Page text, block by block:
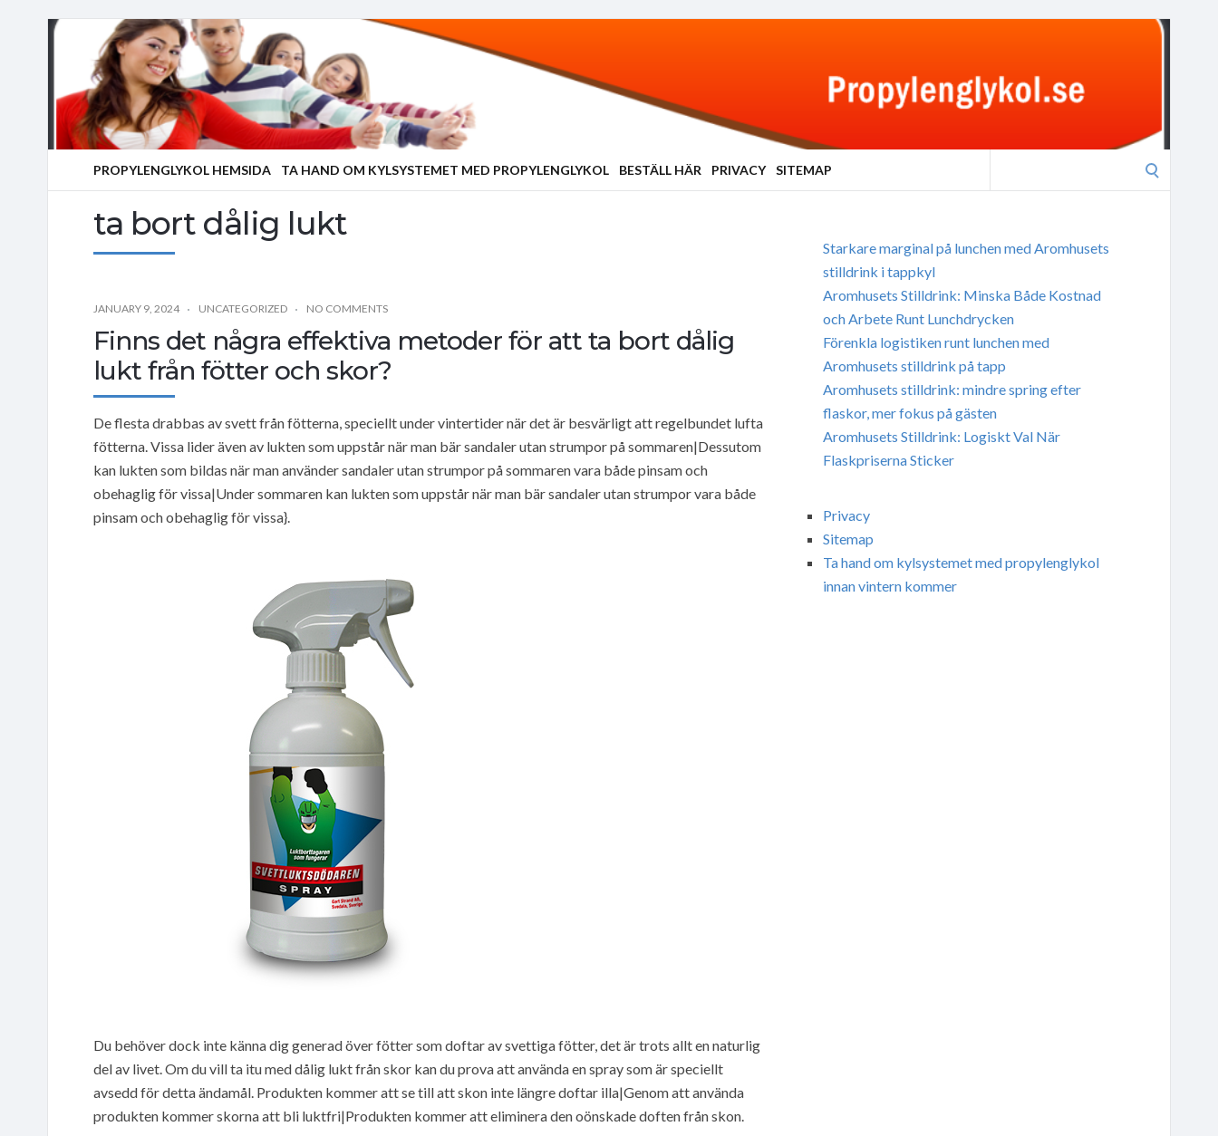
PROPYLENGLYKOL HEMSIDA TA HAND OM KYLSYSTEMET MED PROPYLENGLYKOL BESTÄLL HÄR PRIVACY SITEMAP
ta bort dålig lukt
JANUARY 9, 2024 UNCATEGORIZED NO COMMENTS
Finns det några effektiva metoder för att ta bort dålig
lukt från fötter och skor?
De flesta drabbas av svett från fötterna, speciellt under vintertider när det är besvärligt att regelbundet lufta
fötterna. Vissa lider även av lukten som uppstår när man bär sandaler utan strumpor på sommaren|Dessutom
kan lukten som bildas när man använder sandaler utan strumpor på sommaren vara både pinsam och
obehaglig för vissa|Under sommaren kan lukten som uppstår när man bär sandaler utan strumpor vara både
pinsam och obehaglig för vissa}.
Du behöver dock inte känna dig generad över fötter som doftar av svettiga fötter, det är trots allt en naturlig
del av livet. Om du vill ta itu med dålig lukt från skor kan du prova att använda en spray som är speciellt
avsedd för detta ändamål. Produkten kommer att se till att skon inte längre doftar illa|Genom att använda
produkten kommer skorna att bli luktfri|Produkten kommer att eliminera den oönskade doften från skon.
Starkare marginal på lunchen med Aromhusets
stilldrink i tappkyl
Aromhusets Stilldrink: Minska Både Kostnad
och Arbete Runt Lunchdrycken
Förenkla logistiken runt lunchen med
Aromhusets stilldrink på tapp
Aromhusets stilldrink: mindre spring efter
flaskor, mer fokus på gästen
Aromhusets Stilldrink: Logiskt Val När
Flaskpriserna Sticker
Privacy
Sitemap
Ta hand om kylsystemet med propylenglykol
innan vintern kommer